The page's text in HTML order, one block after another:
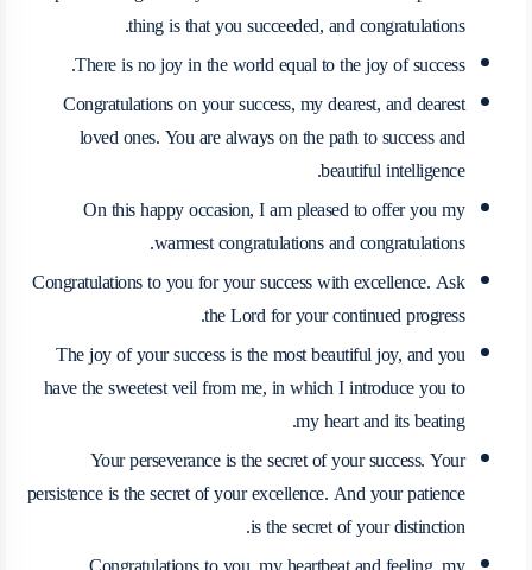
thing is that you succeeded, and congratulations.
There is no joy in the world equal to the joy of success.
Congratulations on your success, my dearest, and dearest
loved ones. You are always on the path to success and
beautiful intelligence.
On this happy occasion, I am pleased to offer you my
warmest congratulations and congratulations.
Congratulations to you for your success with excellence. Ask
the Lord for your continued progress.
The joy of your success is the most beautiful joy, and you
have the sweetest veil from me, in which I introduce you to
my heart and its beating.
Your perseverance is the secret of your success. Your
persistence is the secret of your excellence. And your patience
is the secret of your distinction.